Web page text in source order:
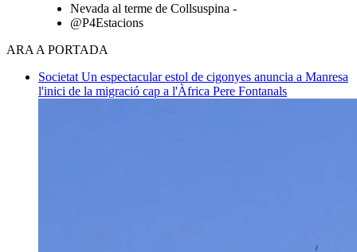
Nevada al terme de Collsuspina -
@P4Estacions
ARA A PORTADA
Societat Un espectacular estol de cigonyes anuncia a Manresa
l'inici de la migració cap a l'Àfrica Pere Fontanals